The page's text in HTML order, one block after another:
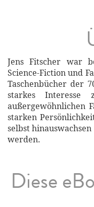
Jens Fitscher war
Science-Fiction und
Taschenbücher der
starkes
außergewöhnlichen
starken
selbst
werden.
Diese